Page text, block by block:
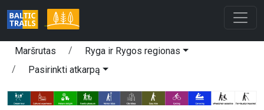
Maršrutas
Ryga ir Rygos regionas
Pasirinkti atkarpą